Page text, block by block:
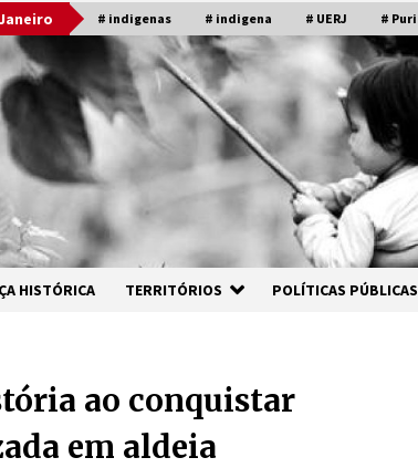
# indigenas # indigena # UERJ # Puri
HISTÓRICA TERRITÓRIOS POLÍTICAS PÚBLICAS
ao conquistar
em aldeia